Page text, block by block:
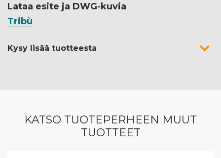
Lataa esite ja DWG-kuvia
Tribù
Kysy lisää tuotteesta
KATSO TUOTEPERHEEN MUUT
TUOTTEET